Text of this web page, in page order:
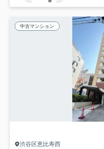
中古マンション
渋谷区恵比寿西